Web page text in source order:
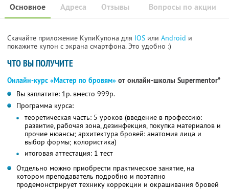
Основное Отзывы Вопросы по акции
Адреса
Скачайте приложение КупиКупона для IOS или Android и
покажите купон с экрана смартфона. Это удобно :)
ЧТО ВЫ ПОЛУЧИТЕ
Онлайн-курс «Мастер по бровям» от онлайн-школы Supermentor*
Вы заплатите: 1р. вместо 999р.
Программа курса:
теоретическая часть: 5 уроков (введение в профессию:
развитие, рабочая зона, дезинфекция, покупка материалов и
прочие нюансы; архитектура бровей: анатомия лица и
выбор формы; колористика)
итоговая аттестация: 1 тест
Отдельно можно приобрести практическое занятие, на
котором преподаватель подробно и поэтапно
продемонстрирует технику коррекции и окрашивания бровей